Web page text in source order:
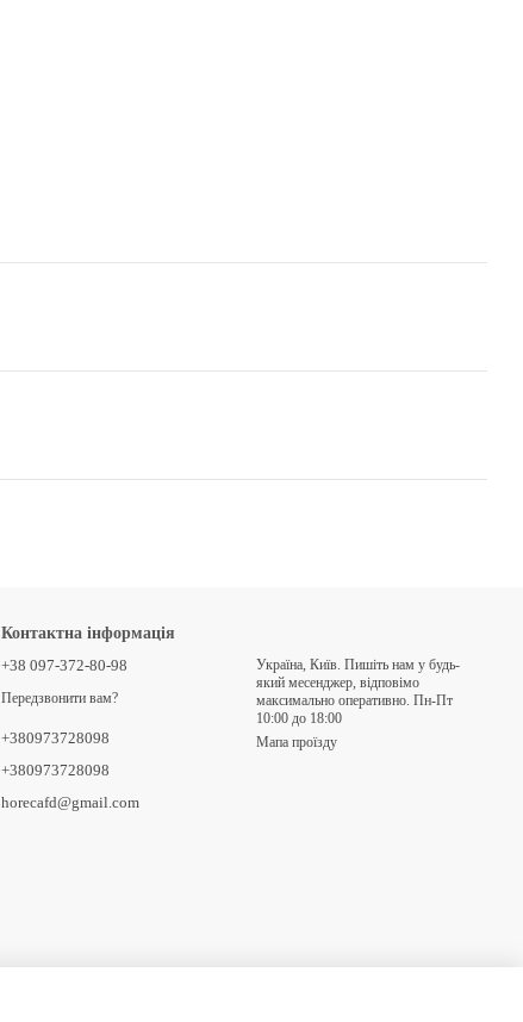
Контактна інформація
+38 097-372-80-98
Передзвонити вам?
+380973728098
+380973728098
horecafd@gmail.com
Україна, Київ. Пишіть нам у будь-
який месенджер, відповімо
максимально оперативно. Пн-Пт
10:00 до 18:00
Мапа проїзду